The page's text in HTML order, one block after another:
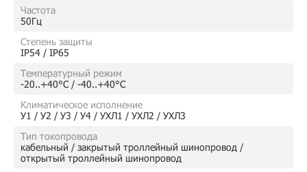
Частота
50Гц
Степень защиты
IP54 / IP65
Температурный режим
-20..+40°C / -40..+40°C
Климатическое исполнение
У1 / У2 / У3 / У4 / УХЛ1 / УХЛ2 / УХЛ3
Тип токопровода
кабельный / закрытый троллейный шинопровод /
открытый троллейный шинопровод